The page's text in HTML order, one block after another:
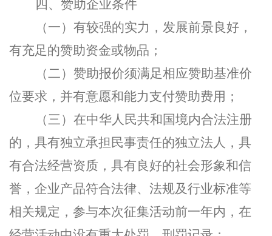
四、赞助企业条件
（一）有较强的实力，发展前景良好，
有充足的赞助资金或物品；
（二）赞助报价须满足相应赞助基准价
位要求，并有意愿和能力支付赞助费用；
（三）在中华人民共和国境内合法注册
的，具有独立承担民事责任的独立法人，具
有合法经营资质，具有良好的社会形象和信
誉，企业产品符合法律、法规及行业标准等
相关规定，参与本次征集活动前一年内，在